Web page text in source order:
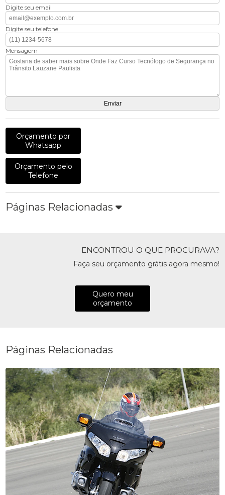
Digite seu email
Digite seu telefone
Mensagem
Orçamento por
Whatsapp
Orçamento pelo
Telefone
Páginas Relacionadas
ENCONTROU O QUE PROCURAVA?
Faça seu orçamento grátis agora mesmo!
Quero meu
orçamento
Páginas Relacionadas